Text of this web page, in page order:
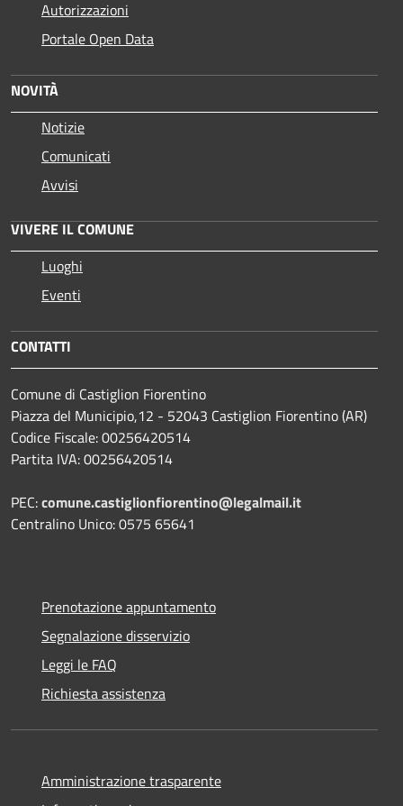
Autorizzazioni
Portale Open Data
NOVITÀ
Notizie
Comunicati
Avvisi
VIVERE IL COMUNE
Luoghi
Eventi
CONTATTI
Comune di Castiglion Fiorentino
Piazza del Municipio,12 - 52043 Castiglion Fiorentino (AR)
Codice Fiscale: 00256420514
Partita IVA: 00256420514
PEC:comune.castiglionfiorentino@legalmail.it
Centralino Unico: 0575 65641
Prenotazione appuntamento
Segnalazione disservizio
Leggi le FAQ
Richiesta assistenza
Amministrazione trasparente